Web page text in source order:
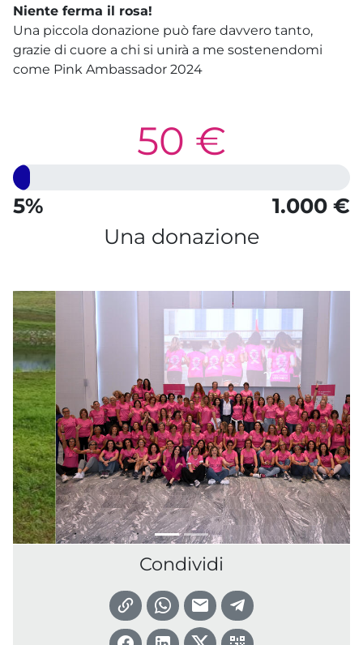
Niente ferma il rosa!
Una piccola donazione può fare davvero tanto,
grazie di cuore a chi si unirà a me sostenendomi
come Pink Ambassador 2024
50 €
5%
1.000 €
Una donazione
Condividi